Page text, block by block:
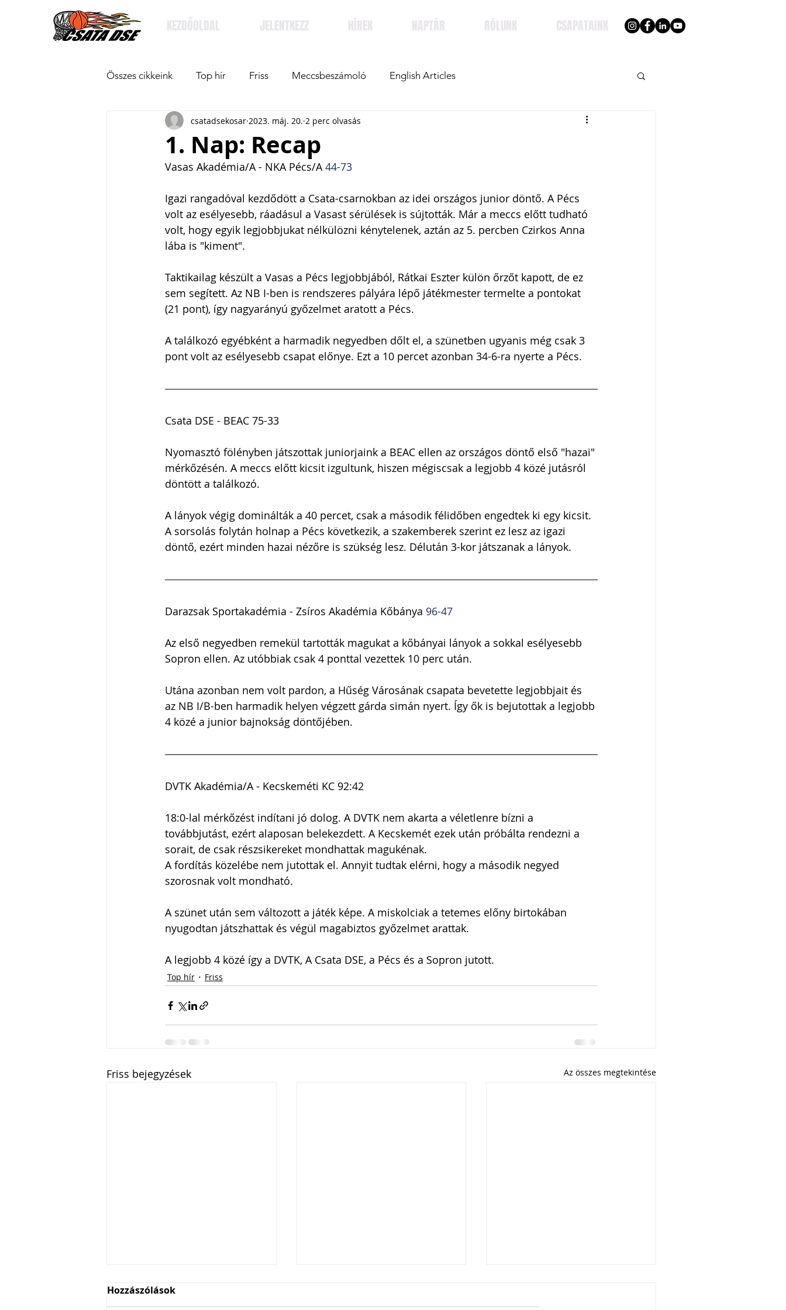
KEZDŐOLDAL JELENTKEZZ HÍREK NAPTÁR RÓLUNK CSAPATAINK
Összes cikkeink Top hír Friss Meccsbeszámoló English Articles
1. Nap: Recap
csatadsekosar 2023. máj. 20. 2 perc olvasás
Vasas Akadémia/A - NKA Pécs/A 44-73
Igazi rangadóval kezdődött a Csata-csarnokban az idei országos junior döntő. A Pécs
volt az esélyesebb, ráadásul a Vasast sérülések is sújtották. Már a meccs előtt tudható
volt, hogy egyik legjobbjukat nélkülözni kénytelenek, aztán az 5. percben Czirkos Anna
lába is "kiment".
Taktikailag készült a Vasas a Pécs legjobbjából, Rátkai Eszter külön őrzőt kapott, de ez
sem segített. Az NB I-ben is rendszeres pályára lépő játékmester termelte a pontokat
(21 pont), így nagyarányú győzelmet aratott a Pécs.
A találkozó egyébként a harmadik negyedben dőlt el, a szünetben ugyanis még csak 3
pont volt az esélyesebb csapat előnye. Ezt a 10 percet azonban 34-6-ra nyerte a Pécs.
Csata DSE - BEAC 75-33
Nyomasztó fölényben játszottak juniorjaink a BEAC ellen az országos döntő első "hazai"
mérkőzésén. A meccs előtt kicsit izgultunk, hiszen mégiscsak a legjobb 4 közé jutásról
döntött a találkozó.
A lányok végig dominálták a 40 percet, csak a második félidőben engedtek ki egy kicsit.
A sorsolás folytán holnap a Pécs következik, a szakemberek szerint ez lesz az igazi
döntő, ezért minden hazai nézőre is szükség lesz. Délután 3-kor játszanak a lányok.
Darazsak Sportakadémia - Zsíros Akadémia Kőbánya 96-47
Az első negyedben remekül tartották magukat a kőbányai lányok a sokkal esélyesebb
Sopron ellen. Az utóbbiak csak 4 ponttal vezettek 10 perc után.
Utána azonban nem volt pardon, a Hűség Városának csapata bevetette legjobbjait és
az NB I/B-ben harmadik helyen végzett gárda simán nyert. Így ők is bejutottak a legjobb
4 közé a junior bajnokság döntőjében.
DVTK Akadémia/A - Kecskeméti KC 92:42
18:0-lal mérkőzést indítani jó dolog. A DVTK nem akarta a véletlenre bízni a
továbbjutást, ezért alaposan belekezdett. A Kecskemét ezek után próbálta rendezni a
sorait, de csak részsikereket mondhattak magukénak.
A fordítás közelébe nem jutottak el. Annyit tudtak elérni, hogy a második negyed
szorosnak volt mondható.
A szünet után sem változott a játék képe. A miskolciak a tetemes előny birtokában
nyugodtan játszhattak és végül magabiztos győzelmet arattak.
A legjobb 4 közé így a DVTK, A Csata DSE, a Pécs és a Sopron jutott.
Top hír Friss
Friss bejegyzések Az összes megtekintése
Hozzászólások